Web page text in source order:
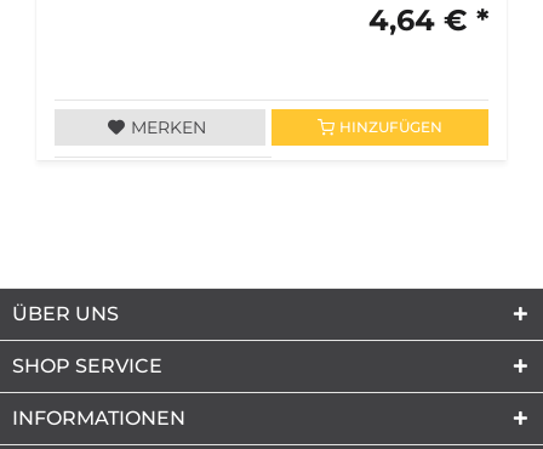
4,64 € *
MERKEN HINZUFÜGEN
ÜBER UNS
SHOP SERVICE
INFORMATIONEN